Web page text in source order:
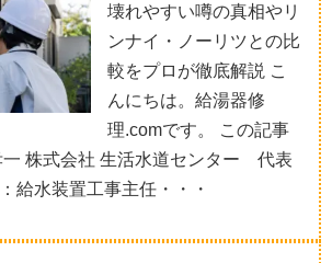
壊れやすい噂の真相やリ
ンナイ・ノーリツとの比
較をプロが徹底解説 こ
んにちは。給湯器修
理.comです。 この記事
一 株式会社 生活水道センター 代表
給水装置工事主任・・・